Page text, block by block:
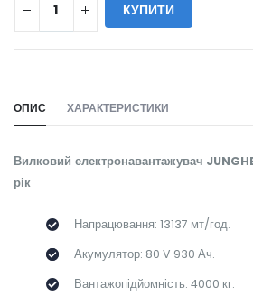
КУПИТИ
ОПИС ХАРАКТЕРИСТИКИ
Вилковий електронавантажувач
рік
Напрацювання: 13137 мт/год.
Акумулятор: 80 V 930 Ач.
Вантажопідйомність: 4000 кг.